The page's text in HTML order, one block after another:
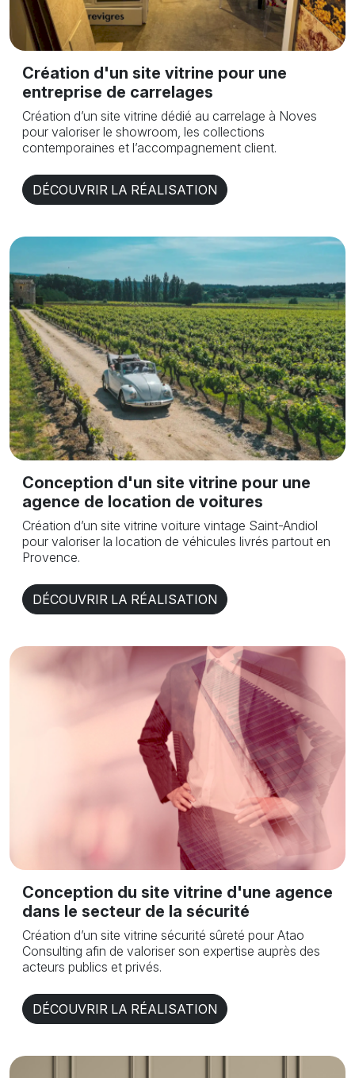
Création d'un site vitrine pour une
entreprise de carrelages
Création d’un site vitrine dédié au carrelage à Noves
pour valoriser le showroom, les collections
contemporaines et l’accompagnement client.
DÉCOUVRIR LA RÉALISATION
Conception d'un site vitrine pour une
agence de location de voitures
Création d’un site vitrine voiture vintage Saint-Andiol
pour valoriser la location de véhicules livrés partout en
Provence.
DÉCOUVRIR LA RÉALISATION
Conception du site vitrine d'une agence
dans le secteur de la sécurité
Création d’un site vitrine sécurité sûreté pour Atao
Consulting afin de valoriser son expertise auprès des
acteurs publics et privés.
DÉCOUVRIR LA RÉALISATION